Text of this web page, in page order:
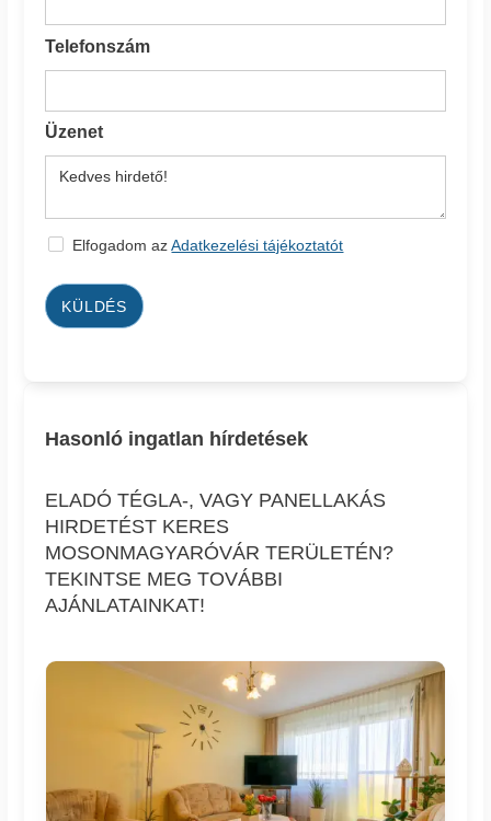
Telefonszám
Üzenet
Elfogadom azAdatkezelési tájékoztatót
KÜLDÉS
Hasonló ingatlan hírdetések
ELADÓ TÉGLA-, VAGY PANELLAKÁS
HIRDETÉST KERES
MOSONMAGYARÓVÁR TERÜLETÉN?
TEKINTSE MEG TOVÁBBI
AJÁNLATAINKAT!